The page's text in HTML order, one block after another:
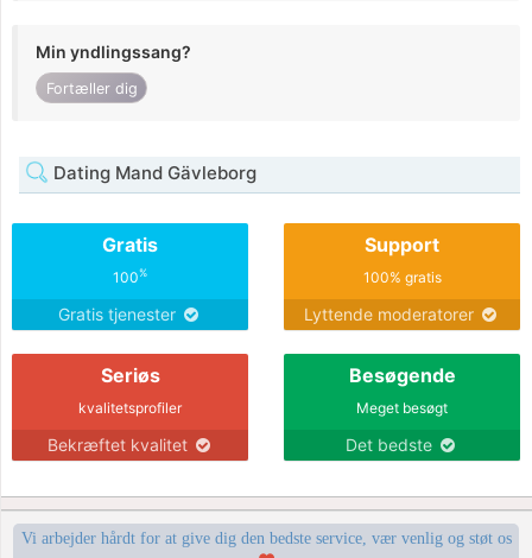
Min yndlingssang?
Fortæller dig
Dating Mand Gävleborg
Gratis
100%
Gratis tjenester
Support
100% gratis
Lyttende moderatorer
Seriøs
kvalitetsprofiler
Bekræftet kvalitet
Besøgende
Meget besøgt
Det bedste
Vi arbejder hårdt for at give dig den bedste service, vær venlig og støt os